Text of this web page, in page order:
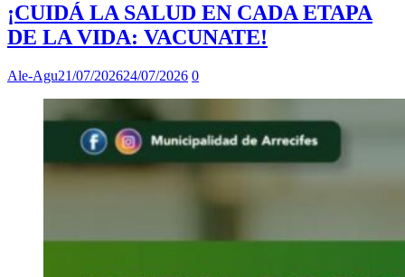
¡CUIDÁ LA SALUD EN CADA ETAPA
DE LA VIDA: VACUNATE!
Ale-Agu21/07/202624/07/2026 0